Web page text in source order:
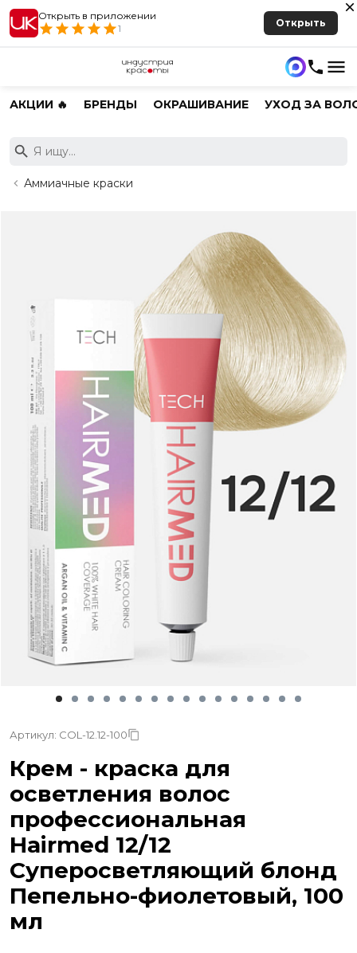
Открыть в приложении
1
Открыть
АКЦИИ 🔥 БРЕНДЫ ОКРАШИВАНИЕ УХОД ЗА
Аммиачные краски
Артикул: COL-12.12-100
Крем - краска для
осветления волос
профессиональная
Hairmed 12/12
Суперосветляющий блонд
Пепельно-фиолетовый, 100
мл